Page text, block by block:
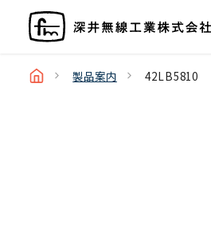
製品案内 42LB5810